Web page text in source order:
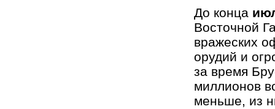
До конца
Восточной
вражеских
орудий и
за время
миллионов
меньше, из